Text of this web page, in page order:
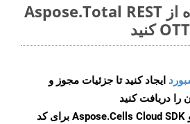
شروع به استفاده از Aspose.Total REST
ایجاد کنید تا جزئیات مجوز و
Aspose.Words و Aspose.Cells Cloud SDK برای کد